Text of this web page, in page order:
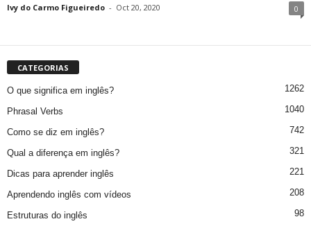
Ivy do Carmo Figueiredo - Oct 20, 2020 0
CATEGORIAS
O que significa em inglês? 1262
Phrasal Verbs 1040
Como se diz em inglês? 742
Qual a diferença em inglês? 321
Dicas para aprender inglês 221
Aprendendo inglês com vídeos 208
Estruturas do inglês 98